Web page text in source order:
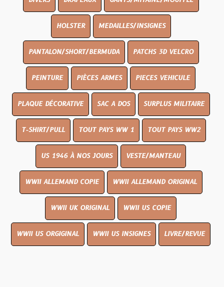
HOLSTER MEDAILLES/INSIGNES
PANTALON/SHORT/BERMUDA PATCHS 3D VELCRO
PEINTURE PIÈCES ARMES PIECES VEHICULE
PLAQUE DÉCORATIVE SAC A DOS SURPLUS MILITAIRE
T-SHIRT/PULL TOUT PAYS WW 1 TOUT PAYS WW2
US 1946 À NOS JOURS VESTE/MANTEAU
WWII ALLEMAND COPIE WWII ALLEMAND ORIGINAL
WWII UK ORIGINAL WWII US COPIE
WWII US ORGIGINAL WWII US INSIGNES LIVRE/REVUE